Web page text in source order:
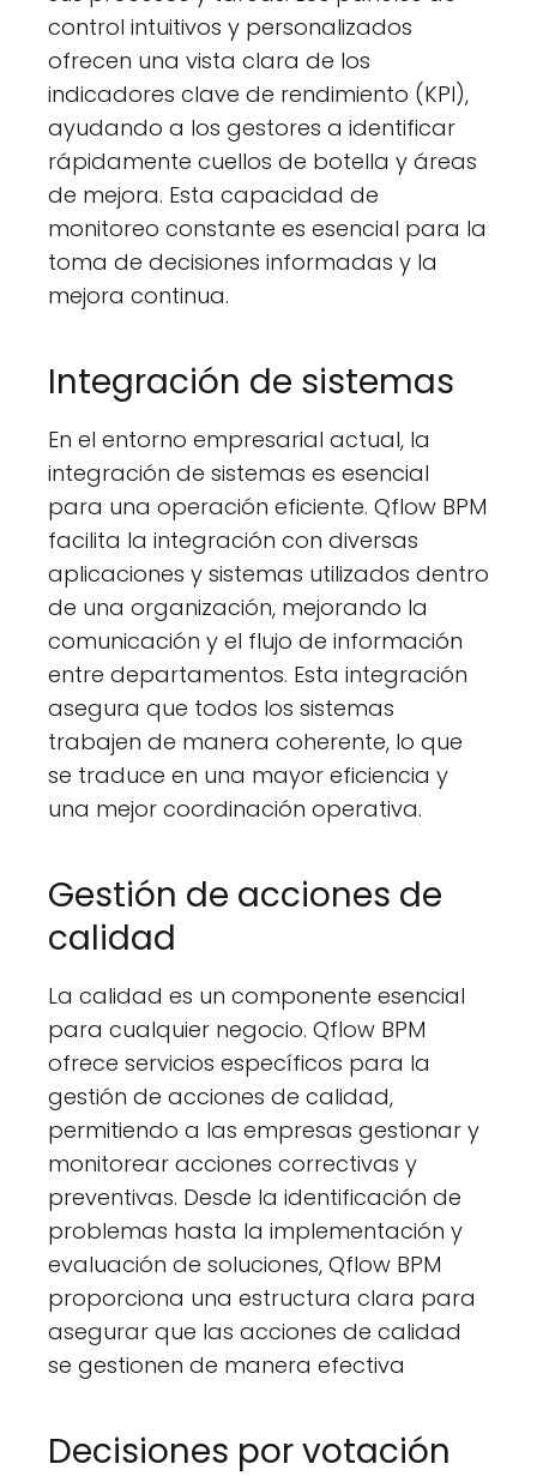
control intuitivos y personalizados
ofrecen una vista clara de los
indicadores clave de rendimiento (KPI),
ayudando a los gestores a identificar
rápidamente cuellos de botella y áreas
de mejora. Esta capacidad de
monitoreo constante es esencial para la
toma de decisiones informadas y la
mejora continua.
Integración de sistemas
En el entorno empresarial actual, la
integración de sistemas es esencial
para una operación eficiente. Qflow BPM
facilita la integración con diversas
aplicaciones y sistemas utilizados dentro
de una organización, mejorando la
comunicación y el flujo de información
entre departamentos. Esta integración
asegura que todos los sistemas
trabajen de manera coherente, lo que
se traduce en una mayor eficiencia y
una mejor coordinación operativa.
Gestión de acciones de
calidad
La calidad es un componente esencial
para cualquier negocio. Qflow BPM
ofrece servicios específicos para la
gestión de acciones de calidad,
permitiendo a las empresas gestionar y
monitorear acciones correctivas y
preventivas. Desde la identificación de
problemas hasta la implementación y
evaluación de soluciones, Qflow BPM
proporciona una estructura clara para
asegurar que las acciones de calidad
se gestionen de manera efectiva​
Decisiones por votación